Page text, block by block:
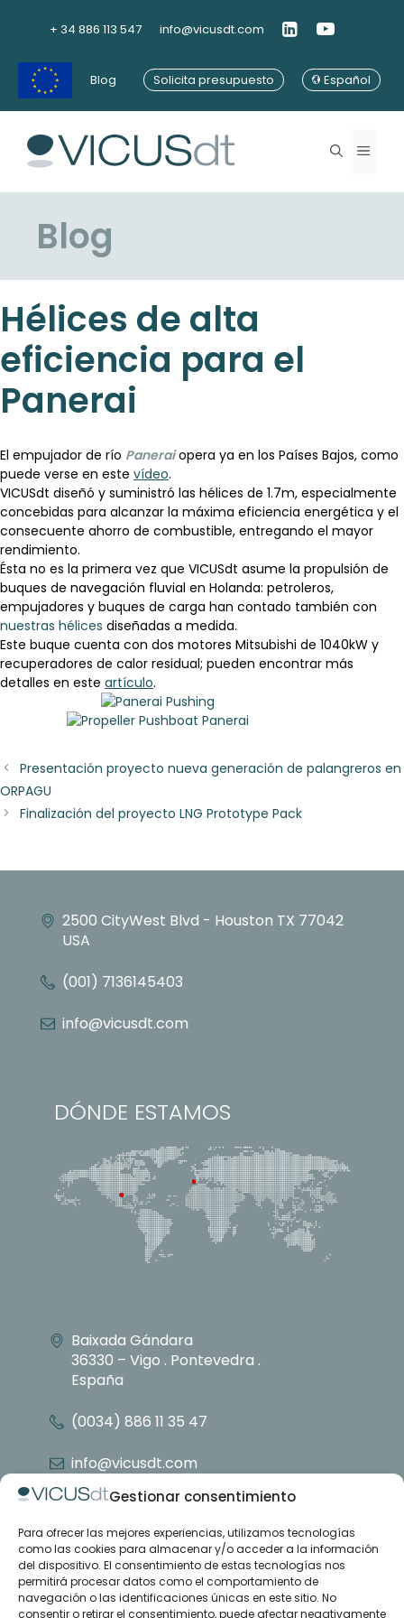
Gestionar consentimiento
Para ofrecer las mejores experiencias, utilizamos tecnologías
como las cookies para almacenar y/o acceder a la información
del dispositivo. El consentimiento de estas tecnologías nos
permitirá procesar datos como el comportamiento de
navegación o las identificaciones únicas en este sitio. No
consentir o retirar el consentimiento, puede afectar negativamente
+ 34 886 113 547 info@vicusdt.com
Blog Solicita presupuesto Español
Menú
Blog
Hélices de alta
eficiencia para el
Panerai
El empujador de río Paneraiopera ya en los Países Bajos, como
puede verse en este vídeo.
VICUSdt diseñó y suministró las hélices de 1.7m, especialmente
concebidas para alcanzar la máxima eficiencia energética y el
consecuente ahorro de combustible, entregando el mayor
rendimiento.
Ésta no es la primera vez que VICUSdt asume la propulsión de
buques de navegación fluvial en Holanda: petroleros,
empujadores y buques de carga han contado también con
nuestras hélices diseñadas a medida.
Este buque cuenta con dos motores Mitsubishi de 1040kW y
recuperadores de calor residual; pueden encontrar más
detalles en este artículo.
Presentación proyecto nueva generación de palangreros en
ORPAGU
Finalización del proyecto LNG Prototype Pack
2500 CityWest Blvd - Houston TX 77042
USA
(001) 7136145403
info@vicusdt.com
DÓNDE ESTAMOS
Baixada Gándara
36330 – Vigo . Pontevedra .
España
(0034) 886 11 35 47
info@vicusdt.com
Nosotros
Grupo Emenasa
Contacto